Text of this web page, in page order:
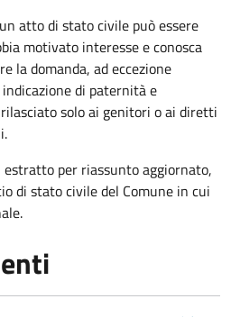
atto di stato civile può essere
motivato interesse e conosca
la domanda, ad eccezione
di paternità e
solo ai genitori o ai diretti
estratto per riassunto aggiornato,
di stato civile del Comune in cui